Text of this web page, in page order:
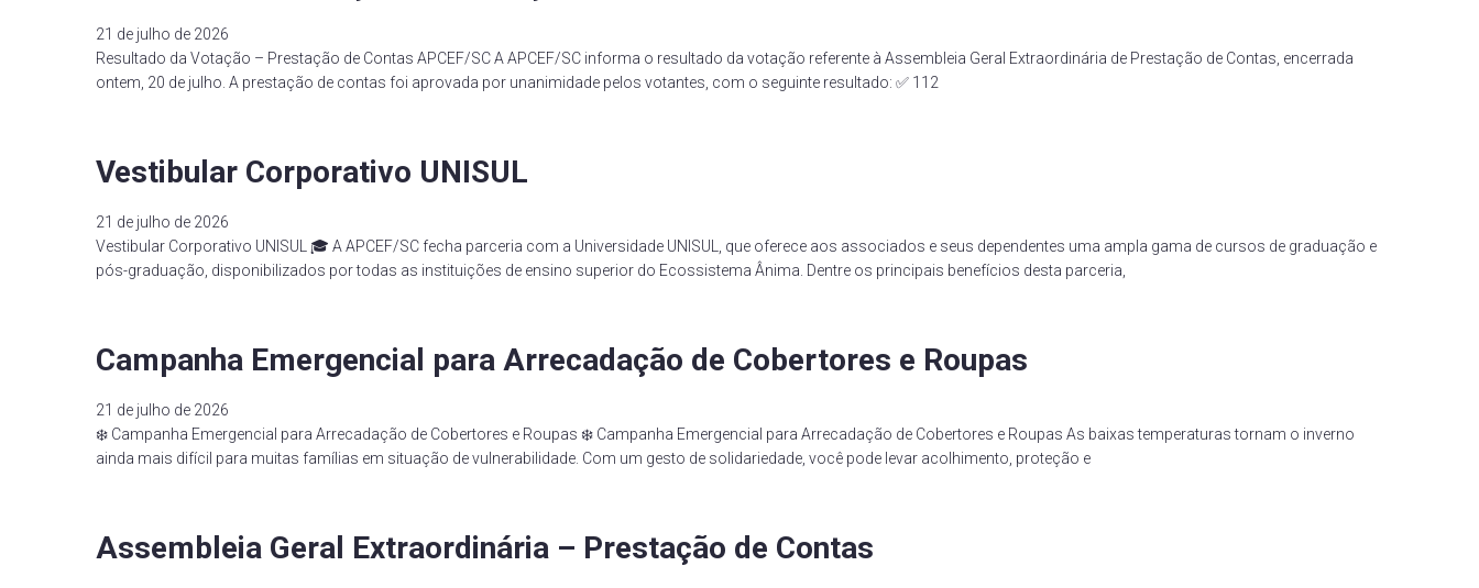
21 de julho de 2026
Resultado da Votação – Prestação de Contas APCEF/SC A APCEF/SC informa o resultado da votação referente à Assembleia Geral Extraordinária de Prestação de Contas, encerrada
ontem, 20 de julho. A prestação de contas foi aprovada por unanimidade pelos votantes, com o seguinte resultado: ✅ 112
Vestibular Corporativo UNISUL
21 de julho de 2026
Vestibular Corporativo UNISUL 🎓 A APCEF/SC fecha parceria com a Universidade UNISUL, que oferece aos associados e seus dependentes uma ampla gama de cursos de graduação e
pós-graduação, disponibilizados por todas as instituições de ensino superior do Ecossistema Ânima. Dentre os principais benefícios desta parceria,
Campanha Emergencial para Arrecadação de Cobertores e Roupas
21 de julho de 2026
❄️ Campanha Emergencial para Arrecadação de Cobertores e Roupas ❄️ Campanha Emergencial para Arrecadação de Cobertores e Roupas As baixas temperaturas tornam o inverno
ainda mais difícil para muitas famílias em situação de vulnerabilidade. Com um gesto de solidariedade, você pode levar acolhimento, proteção e
Assembleia Geral Extraordinária – Prestação de Contas